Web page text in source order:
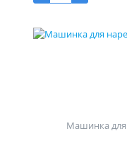
Машинка для